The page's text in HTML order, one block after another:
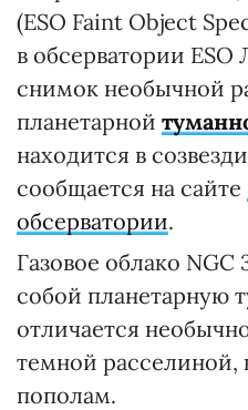
(ESO Faint Object
в обсерватории
снимок необычной
планетарной
находится в
сообщается на сайте
обсерватории.
Газовое облако NGC
собой планетарную
отличается
темной расселиной,
пополам.